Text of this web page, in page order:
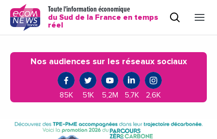
Toute l'information économique
du Sud de la France en temps
réel
Nos audiences sur les réseaux sociaux
85K 51K 5,2M 5,7K 2,6K